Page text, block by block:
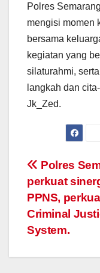
Polres
mengisi momen
bersama
kegiatan yang
silaturahmi,
langkah dan
Jk_Zed.
Post
Polres
perkuat
PPNS,
Criminal
System.